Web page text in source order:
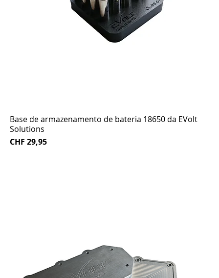
Base de armazenamento de bateria 18650 da EVolt
Solutions
Preço
CHF 29,95